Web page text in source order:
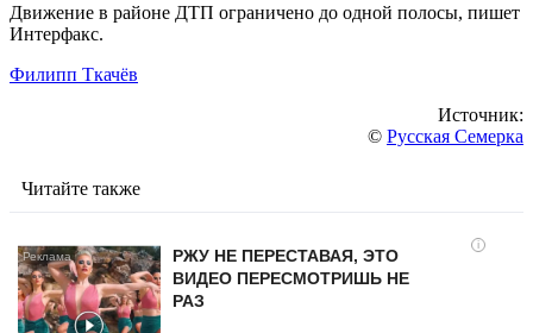
Движение в районе ДТП ограничено до одной полосы, пишет
Интерфакс.
Филипп Ткачёв
Источник:
© Русская Семерка
Читайте также
i
РЖУ НЕ ПЕРЕСТАВАЯ, ЭТО
ВИДЕО ПЕРЕСМОТРИШЬ НЕ
РАЗ